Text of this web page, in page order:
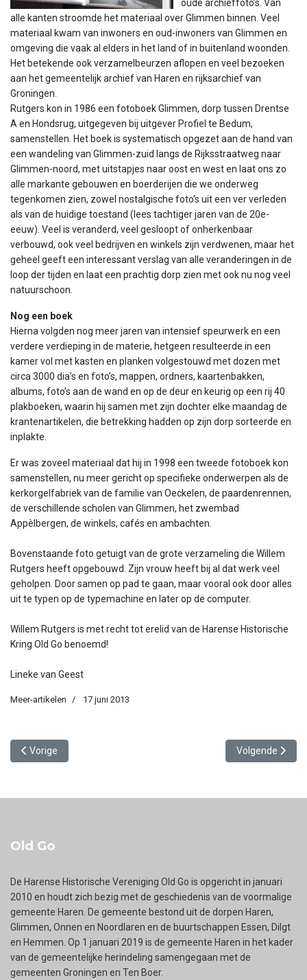
oude archieffoto’s. Van
alle kanten stroomde het materiaal over Glimmen binnen. Veel
materiaal kwam van inwoners en oud-inwoners van Glimmen en
omgeving die vaak al elders in het land of in buitenland woonden.
Het betekende ook verzamelbeurzen aflopen en veel bezoeken
aan het gemeentelijk archief van Haren en rijksarchief van
Groningen.
Rutgers kon in 1986 een fotoboek Glimmen, dorp tussen Drentse
A en Hondsrug, uitgegeven bij uitgever Profiel te Bedum,
samenstellen. Het boek is systematisch opgezet aan de hand van
een wandeling van Glimmen-zuid langs de Rijksstraatweg naar
Glimmen-noord, met uitstapjes naar oost en west en laat ons zo
alle markante gebouwen en boerderijen die we onderweg
tegenkomen zien, zowel nostalgische foto’s uit een ver verleden
als van de huidige toestand (lees tachtiger jaren van de 20e-
eeuw). Veel is veranderd, veel gesloopt of onherkenbaar
verbouwd, ook veel bedrijven en winkels zijn verdwenen, maar het
geheel geeft een interessant verslag van alle veranderingen in de
loop der tijden en laat een prachtig dorp zien met ook nu nog veel
natuurschoon.
Nog een boek
Hierna volgden nog meer jaren van intensief speurwerk en een
verdere verdieping in de materie, hetgeen resulteerde in een
kamer vol met kasten en planken volgestouwd met dozen met
circa 3000 dia’s en foto’s, mappen, ordners, kaartenbakken,
albums, foto’s aan de wand en op de deur en keurig op een rij 40
plakboeken, waarin hij samen met zijn dochter elke maandag de
krantenartikelen, die betrekking hadden op zijn dorp sorteerde en
inplakte.
Er was zoveel materiaal dat hij in 1998 een tweede fotoboek kon
samenstellen, nu meer gericht op specifieke onderwerpen als de
kerkorgelfabriek van de familie van Oeckelen, de paardenrennen,
de verschillende scholen van Glimmen, het zwembad
Appèlbergen, de winkels, cafés en ambachten.
Bovenstaande foto getuigt van de grote verzameling die Willem
Rutgers heeft opgebouwd. Zijn vrouw heeft bij al dat werk veel
geholpen. Door samen op pad te gaan, maar vooral ook door alles
uit te typen op de typemachine en later op de computer.
Willem Rutgers is met recht tot erelid van de Harense Historische
Kring Old Go benoemd!
Lineke van Geest
Meer-artikelen 17 juni 2013
Vorig artikel: Driehoekjes
Vorige Volgende
Volgende
Old Go
De Harense Historische Vereniging Old Go is opgericht in januari
2010 en houdt zich bezig met de geschiedenis van de voormalige
gemeente Haren. De gemeente bestond uit de dorpen Haren,
Glimmen, Onnen en Noordlaren en de buurtschappen Essen, Dilgt
en Hemmen. Op 1 januari 2019 is de gemeente Haren in het kader
van de gemeentelijke herindeling samengegaan met de
gemeenten Groningen en Ten Boer.